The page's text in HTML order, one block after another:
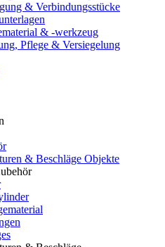
& Verbindungsstücke
& -werkzeug
Pflege & Versiegelung
& Beschläge Objekte